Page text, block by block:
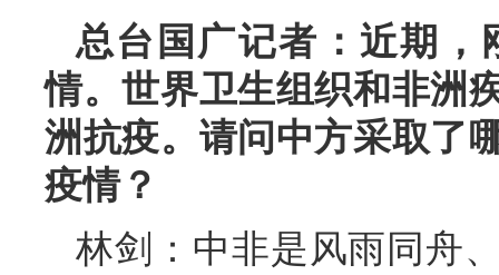
总台国广记者：近期，
情。世界卫生组织和非洲
洲抗疫。请问中方采取了
疫情？
林剑：中非是风雨同舟